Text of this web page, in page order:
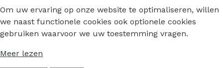
Om uw ervaring op onze website te optimaliseren, willen
we naast functionele cookies ook optionele cookies
gebruiken waarvoor we uw toestemming vragen.
Meer lezen